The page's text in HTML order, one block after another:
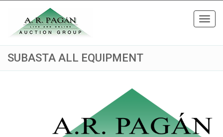
SUBASTA ALL EQUIPMENT